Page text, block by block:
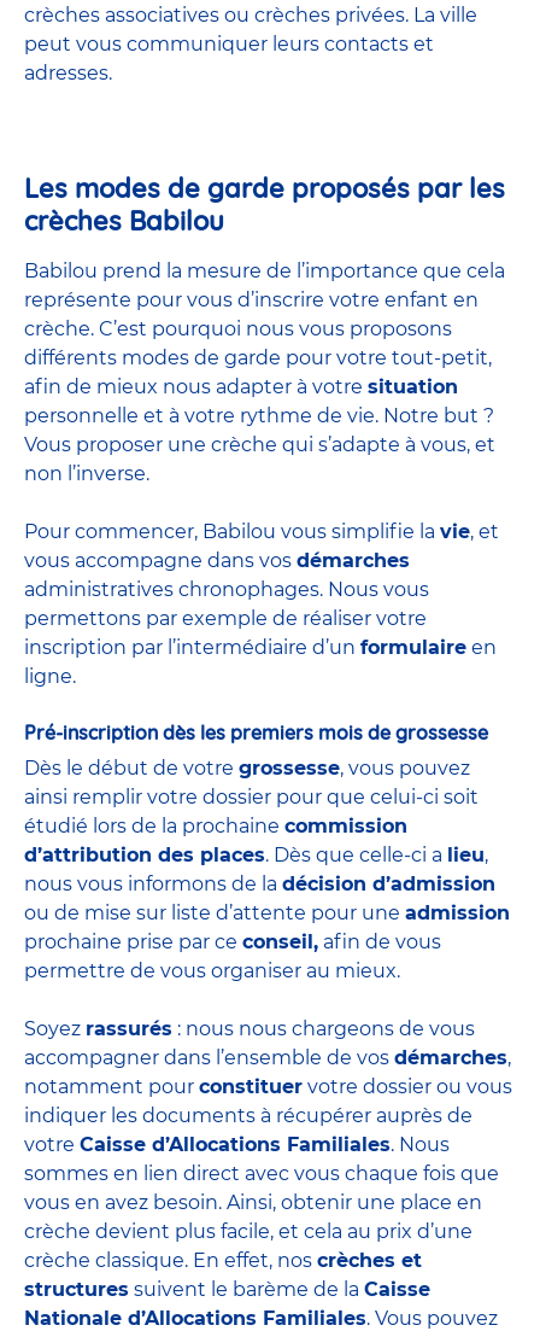
crèches associatives ou crèches privées. La ville
peut vous communiquer leurs contacts et
adresses.
Les modes de garde proposés par les
crèches Babilou
Babilou prend la mesure de l’importance que cela
représente pour vous d’inscrire votre enfant en
crèche. C’est pourquoi nous vous proposons
différents modes de garde pour votre tout-petit,
afin de mieux nous adapter à votre situation
personnelle et à votre rythme de vie. Notre but ?
Vous proposer une crèche qui s’adapte à vous, et
non l’inverse.
Pour commencer, Babilou vous simplifie la vie, et
vous accompagne dans vos démarches
administratives chronophages. Nous vous
permettons par exemple de réaliser votre
inscription par l’intermédiaire d’un formulaire en
ligne.
Pré-inscription dès les premiers mois de grossesse
Dès le début de votre grossesse, vous pouvez
ainsi remplir votre dossier pour que celui-ci soit
étudié lors de la prochaine commission
d’attribution des places. Dès que celle-ci a lieu,
nous vous informons de la décision d’admission
ou de mise sur liste d’attente pour une admission
prochaine prise par ce conseil, afin de vous
permettre de vous organiser au mieux.
Soyez rassurés : nous nous chargeons de vous
accompagner dans l’ensemble de vos démarches,
notamment pour constituer votre dossier ou vous
indiquer les documents à récupérer auprès de
votre Caisse d’Allocations Familiales. Nous
sommes en lien direct avec vous chaque fois que
vous en avez besoin. Ainsi, obtenir une place en
crèche devient plus facile, et cela au prix d’une
crèche classique. En effet, nos crèches et
structures suivent le barème de la Caisse
Nationale d’Allocations Familiales. Vous pouvez